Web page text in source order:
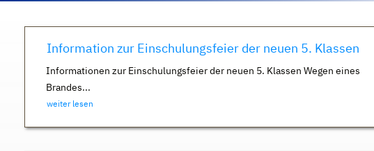
Information zur Einschulungsfeier der neuen 5. Klassen
Informationen zur Einschulungsfeier der neuen 5. Klassen Wegen eines
Brandes...
weiter lesen